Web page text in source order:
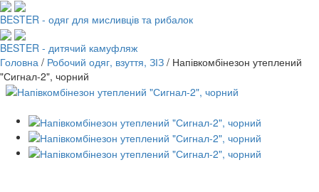
BESTER - одяг для мисливців та рибалок
BESTER - дитячий камуфляж
Головна / Робочий одяг, взуття, ЗІЗ / Напівкомбінезон утеплений
"Сигнал-2", чорний